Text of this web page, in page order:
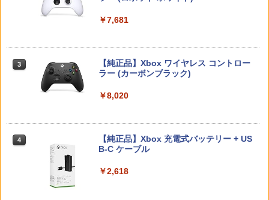
グホイール for Nintendo Switch2 [NSX
-122]
￥9,660
4
任天堂 ［Switch2］ Nintendo Switch2
Proコントローラー スイッチ2 プロコン
ト3倍！】 Brook Wingman FGC コンバ
ーター For PS5 PS4格闘ゲーム向け 変
コンバーター Fighting Stick
ソフト]
￥468
【中古】【PS4】アクセル・ワールド VS
ソードアート・オンライン 千年の黄昏
蒼海の涙編 (Blu-ray特装限定版)【Blu-ra
y】(ティザービジュアル使用B6アクリル
セット+波乗りリムル様 ミニアクリルブ
ロック) [ 岡咲美保 ]
￥9,405
【楽天ブックス限定全巻購入特典】黄泉
のツガイ 3(完全生産限定版)【Blu-ray】
￥6,447
Nintendo Switch 2(日本語・国内専用)
ンラインコード版
J) PlayStation 5
トローラー ミッドナイト ブラック(CFI-
ZCT2J01)
￥7,681
3
【純正品】Xbox ワイヤレス コントロー
ラー (カーボンブラック)
￥8,020
4
【純正品】Xbox 充電式バッテリー + US
B-C ケーブル
￥2,618